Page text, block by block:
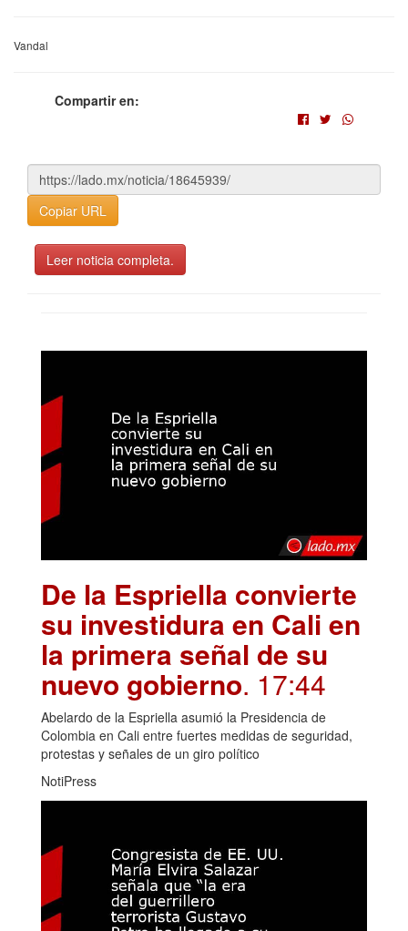
Vandal
Compartir en:
Copiar URL
Leer noticia completa.
De la Espriella convierte
su investidura en Cali en
la primera señal de su
nuevo gobierno. 17:44
Abelardo de la Espriella asumió la Presidencia de
Colombia en Cali entre fuertes medidas de seguridad,
protestas y señales de un giro político
NotiPress